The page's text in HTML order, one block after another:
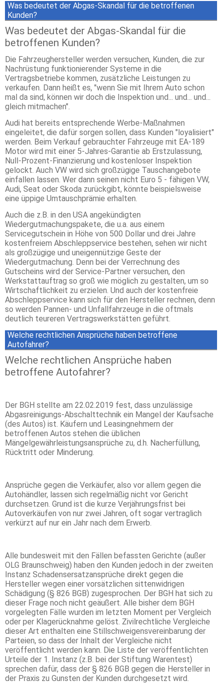
Was bedeutet der Abgas-Skandal für die betroffenen
Kunden?
Was bedeutet der Abgas-Skandal für die
betroffenen Kunden?
Die Fahrzeughersteller werden versuchen, Kunden, die zur
Nachrüstung funktionierender Systeme in die
Vertragsbetriebe kommen, zusätzliche Leistungen zu
verkaufen. Dann heißt es, "wenn Sie mit Ihrem Auto schon
mal da sind, können wir doch die Inspektion und... und... und...
gleich mitmachen".
Audi hat bereits entsprechende Werbe-Maßnahmen
eingeleitet, die dafür sorgen sollen, dass Kunden "loyalisiert"
werden. Beim Verkauf gebrauchter Fahrzeuge mit EA-189
Motor wird mit einer 5-Jahres-Garantie ab Erstzulassung,
Null-Prozent-Finanzierung und kostenloser Inspektion
gelockt. Auch VW wird sich großzügige Tauschangebote
einfallen lassen. Wer dann seinen nicht Euro 5 - fähigen VW,
Audi, Seat oder Skoda zurückgibt, könnte beispielsweise
eine üppige Umtauschprämie erhalten.
Auch die z.B. in den USA angekündigten
Wiedergutmachungspakete, die u.a. aus einem
Servicegutschein in Höhe von 500 Dollar und drei Jahre
kostenfreiem Abschleppservice bestehen, sehen wir nicht
als großzügige und uneigennützige Geste der
Wiedergutmachung. Denn bei der Verrechnung des
Gutscheins wird der Service-Partner versuchen, den
Werkstattauftrag so groß wie möglich zu gestalten, um so
Wirtschaftlichkeit zu erzielen. Und auch der kostenfreie
Abschleppservice kann sich für den Hersteller rechnen, denn
so werden Pannen- und Unfallfahrzeuge in die oftmals
deutlich teureren Vertragswerkstätten geführt.
Welche rechtlichen Ansprüche haben betroffene
Autofahrer?
Welche rechtlichen Ansprüche haben
betroffene Autofahrer?
Der BGH stellte am 22.02.2019 fest, dass unzulässige
Abgasreinigungs-Abschalttechnik ein Mangel der Kaufsache
(des Autos) ist. Käufern und Leasingnehmern der
betroffenen Autos stehen die üblichen
Mängelgewährleistungsansprüche zu, d.h. Nacherfüllung,
Rücktritt oder Minderung.
Ansprüche gegen die Verkäufer, also vor allem gegen die
Autohändler, lassen sich regelmäßig nicht vor Gericht
durchsetzen. Grund ist die kurze Verjährungsfrist bei
Autoverkäufen von nur zwei Jahren, oft sogar vertraglich
verkürzt auf nur ein Jahr nach dem Erwerb.
Alle bundesweit mit den Fällen befassten Gerichte (außer
OLG Braunschweig) haben den Kunden jedoch in der zweiten
Instanz Schadensersatzansprüche direkt gegen die
Hersteller wegen einer vorsätzlichen sittenwidrigen
Schädigung (§ 826 BGB) zugesprochen. Der BGH hat sich zu
dieser Frage noch nicht geäußert. Alle bisher dem BGH
vorgelegten Fälle wurden im letzten Moment per Vergleich
oder per Klagerücknahme gelöst. Zivilrechtliche Vergleiche
dieser Art enthalten eine Stillschweigensvereinbarung der
Parteien, so dass der Inhalt der Vergleiche nicht
veröffentlicht werden kann. Die Liste der veröffentlichten
Urteile der 1. Instanz (z.B. bei der Stiftung Warentest)
sprechen dafür, dass der § 826 BGB gegen die Hersteller in
der Praxis zu Gunsten der Kunden durchgesetzt wird.